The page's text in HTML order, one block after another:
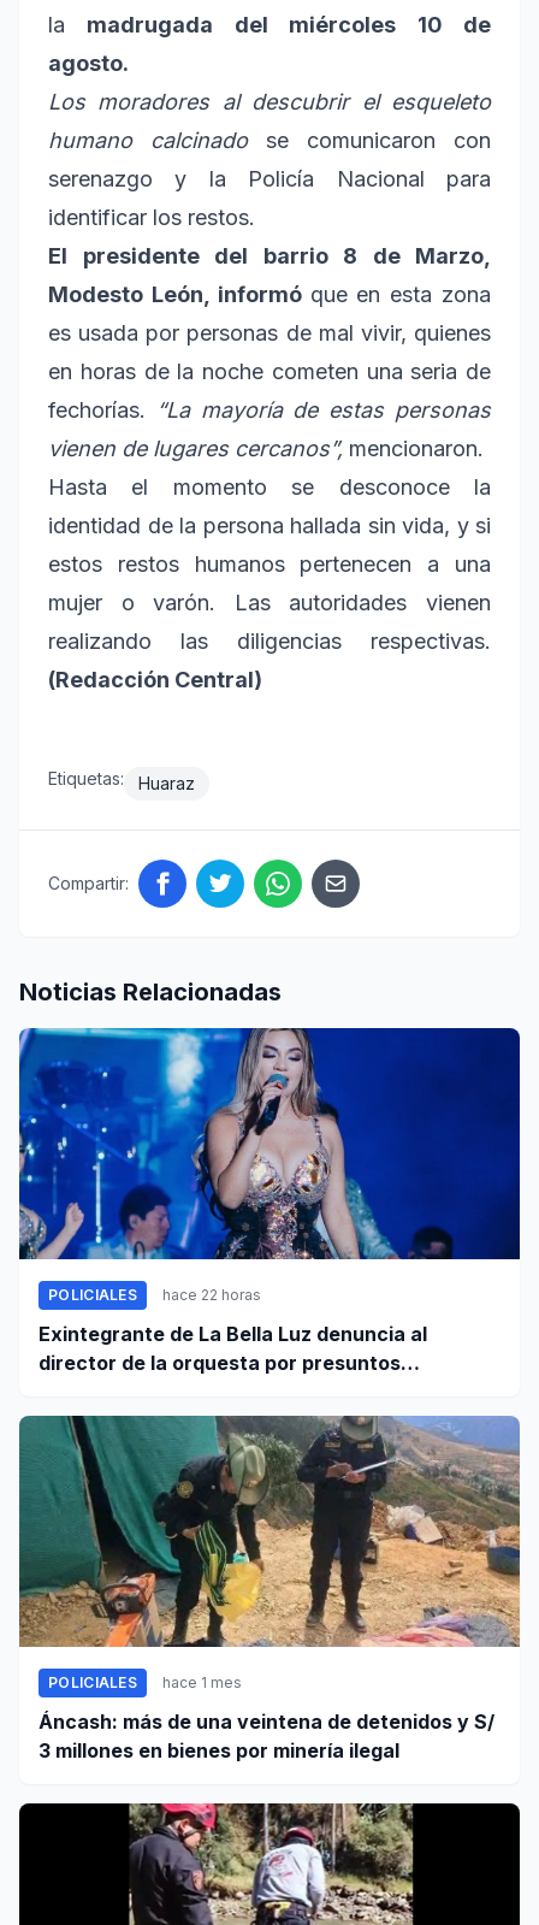
la madrugada del miércoles 10 de
agosto.
Los moradores al descubrir el esqueleto
humano calcinadose comunicaron con
serenazgo y la Policía Nacional para
identificar los restos.
El presidente del barrio 8 de Marzo,
Modesto León, informó que en esta zona
es usada por personas de mal vivir, quienes
en horas de la noche cometen una seria de
fechorías.
“La mayoría de estas personas
vienen de lugares cercanos”, mencionaron.
Hasta el momento se desconoce la
identidad de la persona hallada sin vida, y si
estos restos humanos pertenecen a una
mujer o varón. Las autoridades vienen
realizando las diligencias respectivas.
(Redacción Central)
Etiquetas: Huaraz
Compartir:
Noticias Relacionadas
POLICIALES hace 22 horas
Exintegrante de La Bella Luz denuncia al
director de la orquesta por presuntos
POLICIALES hace 1 mes
Áncash: más de una veintena de detenidos y S/
3 millones en bienes por minería ilegal